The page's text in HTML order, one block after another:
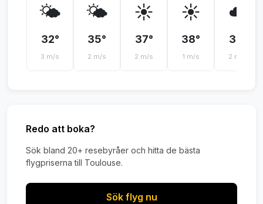
🌤️
32°
3 m/s
🌤️
35°
2 m/s
☀️
37°
2 m/s
☀️
38°
1 m/s
☁️
37°
2 m/s
Redo att boka?
Sök bland 20+ resebyråer och hitta de bästa
flygpriserna till Toulouse.
Sök flyg nu